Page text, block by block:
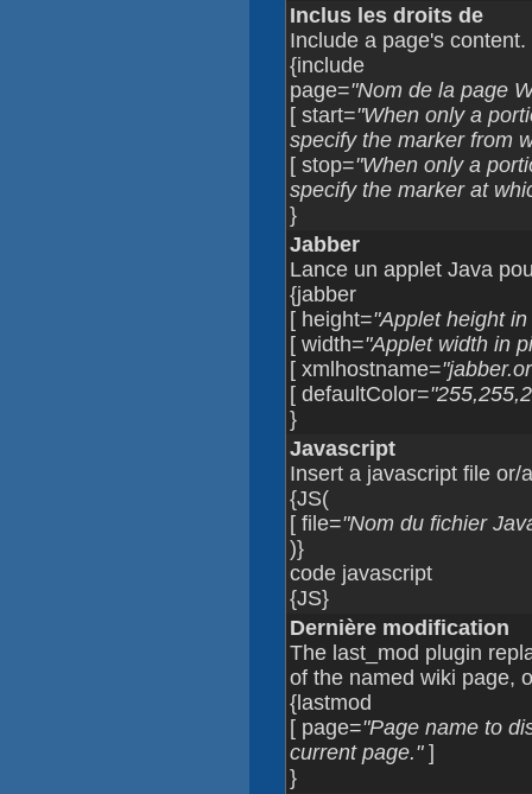
Inclus les droits de
Include a page's content.
{include
page="Nom de la page
[ start="When only a
specify the marker from
[ stop="When only a
specify the marker at
}
Jabber
Lance un applet Java
{jabber
[ height="Applet height
[ width="Applet width in
[ xmlhostname=
[ defaultColor=
}
Javascript
Insert a javascript file or/
{JS(
[ file="Nom du fichier
)}
code javascript
{JS}
Dernière modification
The last_mod plugin
of the named wiki page,
{lastmod
[ page="Page name to
current page."]
}